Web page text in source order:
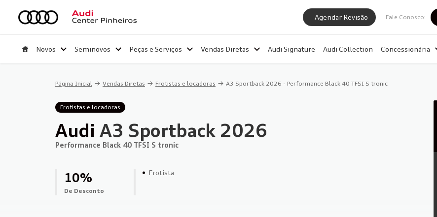
Agendar Revisão Fale Conosco:
Novos Seminovos Peças e Serviços Vendas Diretas Audi Signature Audi Collection Concessionária
Página Inicial Vendas Diretas Frotistas e locadoras A3 Sportback 2026 - Performance Black 40 TFSI S tronic
Frotistas e locadoras
Audi A3 Sportback 2026
Performance Black 40 TFSI S tronic
10%
de Desconto
Frotista